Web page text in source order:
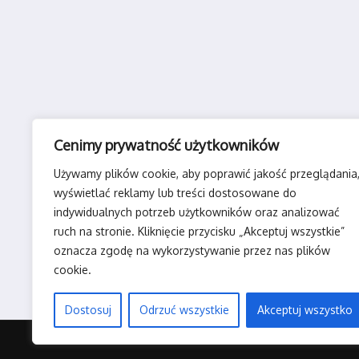
Cenimy prywatność użytkowników
Używamy plików cookie, aby poprawić jakość przeglądania,
wyświetlać reklamy lub treści dostosowane do
indywidualnych potrzeb użytkowników oraz analizować
ruch na stronie. Kliknięcie przycisku „Akceptuj wszystkie”
oznacza zgodę na wykorzystywanie przez nas plików
cookie.
Dostosuj Odrzuć wszystkie Akceptuj wszystko